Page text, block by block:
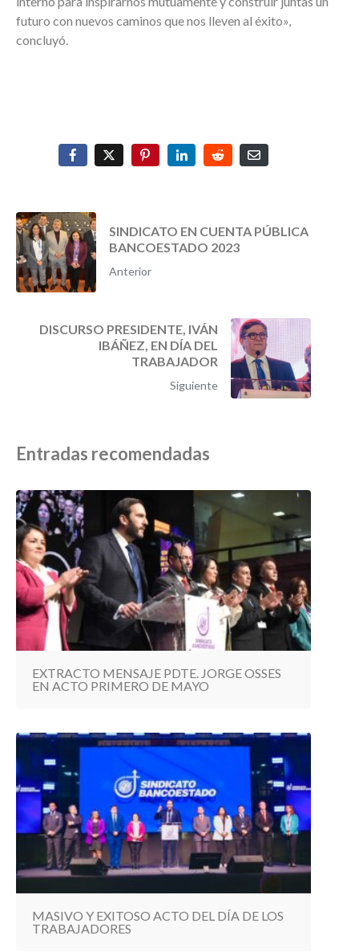
futuro con nuevos caminos que nos lleven al éxito»,
concluyó.
SINDICATO EN CUENTA PÚBLICA
BANCOESTADO 2023
Anterior
DISCURSO PRESIDENTE, IVÁN
IBÁÑEZ, EN DÍA DEL
TRABAJADOR
Siguiente
Entradas recomendadas
EXTRACTO MENSAJE PDTE. JORGE OSSES
EN ACTO PRIMERO DE MAYO
MASIVO Y EXITOSO ACTO DEL DÍA DE LOS
TRABAJADORES